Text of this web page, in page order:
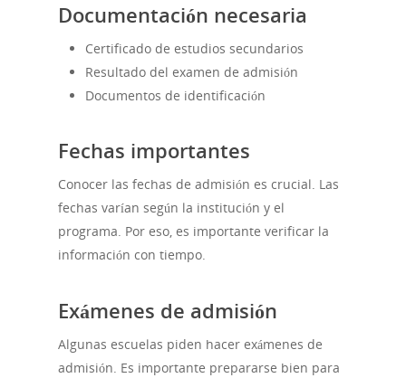
Documentación necesaria
Certificado de estudios secundarios
Resultado del examen de admisión
Documentos de identificación
Fechas importantes
Conocer las fechas de admisión es crucial. Las
fechas varían según la institución y el
programa. Por eso, es importante verificar la
información con tiempo.
Exámenes de admisión
Algunas escuelas piden hacer exámenes de
admisión. Es importante prepararse bien para